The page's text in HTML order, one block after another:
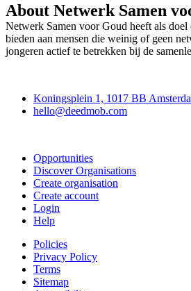
About Netwerk Samen
Netwerk Samen voor Goud heeft als
bieden aan mensen die weinig of geen
jongeren actief te betrekken bij de
Koningsplein 1, 1017 BB
hello@deedmob.com
Opportunities
Discover Organisations
Create organisation
Create account
Login
Help
Policies
Privacy Policy
Terms
Sitemap